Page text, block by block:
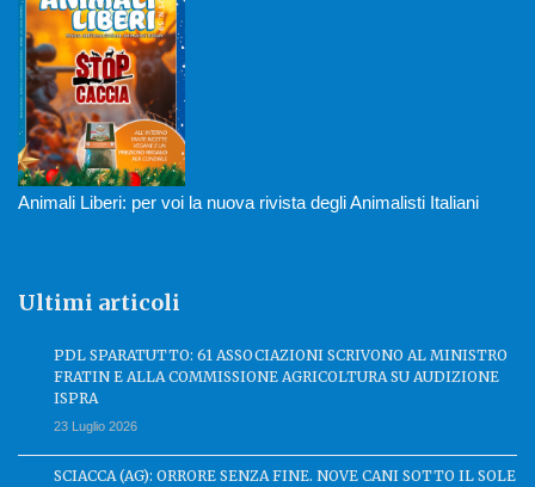
Animali Liberi: per voi la nuova rivista degli Animalisti Italiani
Ultimi articoli
PDL SPARATUTTO: 61 ASSOCIAZIONI SCRIVONO AL MINISTRO
FRATIN E ALLA COMMISSIONE AGRICOLTURA SU AUDIZIONE
ISPRA
23 Luglio 2026
SCIACCA (AG): ORRORE SENZA FINE. NOVE CANI SOTTO IL SOLE